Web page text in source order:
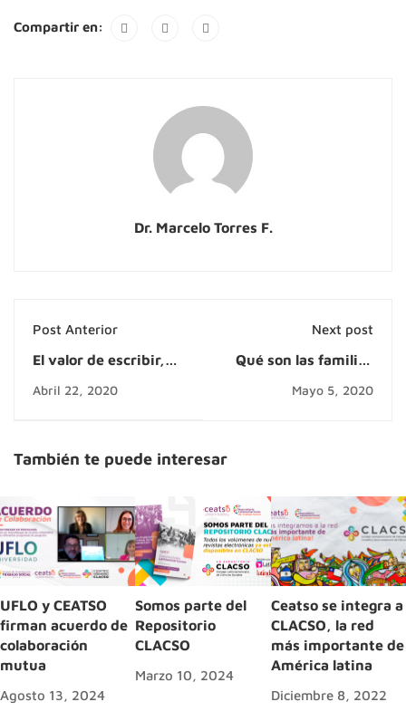
Compartir en:
Dr. Marcelo Torres F.
Post Anterior
El valor de escribir,
Trabajo Social.
Abril 22, 2020
Next post
Qué son las familias
Mayo 5, 2020
También te puede interesar
UFLO y CEATSO
firman acuerdo de
colaboración
mutua
Agosto 13, 2024
Somos parte del
Repositorio
CLACSO
Marzo 10, 2024
Ceatso se integra a
CLACSO, la red
más importante de
América latina
Diciembre 8, 2022